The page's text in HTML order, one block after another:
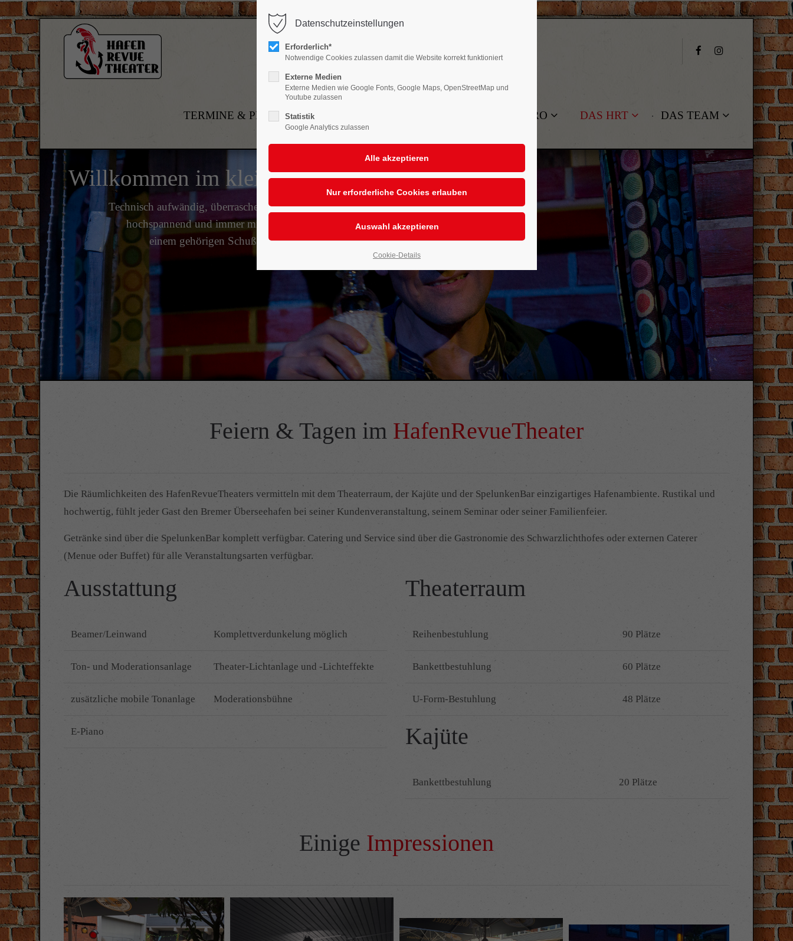
Login
Benutzername
Anmelden
Register|Lost your password?
Support
24h/ 365days
We offer support for our customers
Mon - Fri 8:00am - 5:00pm(GMT
+1)
376-293 City Road, Suite 600
+44 1234 567 890
Drop us a line
info@yourdomain.com
Aenean commodo ligula eget dolor.
penatibus et magnis dis parturient
montes, nascetur ridiculus mus. Donec
quam felis, ultricies nec.
TERMINE & PREISE DIE SHOWS DIE GASTRO DAS HRT DAS TEAM
Willkommen im kleinsten Theater Bremens
Technisch aufwändig, überraschend,
hochspannend und immer mit
einem gehörigen Schuß Leichtigkeit unter dem Kiel.
Feiern & Tagen im HafenRevueTheater
Die Räumlichkeiten des HafenRevueTheaters vermitteln mit dem Theaterraum, der Kajüte und der SpelunkenBar einzigartiges Hafenambiente. Rustikal und
hochwertig, fühlt jeder Gast den Bremer Überseehafen bei seiner Kundenveranstaltung, seinem Seminar oder seiner Familienfeier.
Getränke sind über die SpelunkenBar komplett verfügbar. Catering und Service sind über die Gastronomie des Schwarzlichthofes oder externen Caterer
(Menue oder Buffet) für alle Veranstaltungsarten verfügbar.
Ausstattung
Beamer/Leinwand Komplettverdunkelung möglich
Ton- und Moderationsanlage Theater-Lichtanlage und -Lichteffekte
zusätzliche mobile Tonanlage Moderationsbühne
E-Piano
Theaterraum
Reihenbestuhlung 90 Plätze
Bankettbestuhlung 60 Plätze
U-Form-Bestuhlung 48 Plätze
Kajüte
Bankettbestuhlung 20 Plätze
Einige Impressionen
Datenschutzeinstellungen
Erforderlich*
Notwendige Cookies zulassen damit die Website korrekt funktioniert
Externe Medien
Externe Medien wie Google Fonts, Google Maps, OpenStreetMap und
Youtube zulassen
Statistik
Google Analytics zulassen
Cookie-Details